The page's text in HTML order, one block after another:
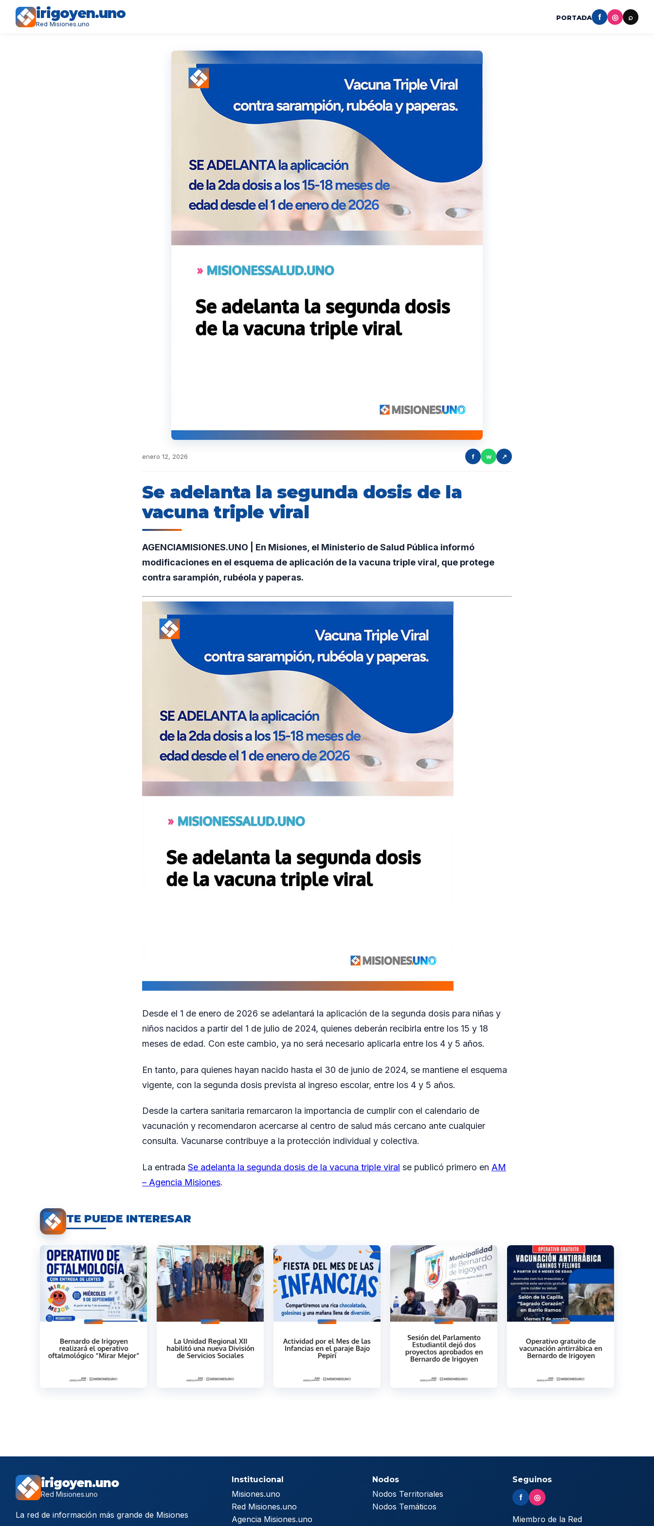
irigoyen.uno
Red Misiones.uno
PORTADA f ◎ ⌕
enero 12, 2026 f w ↗
Se adelanta la segunda dosis de la
vacuna triple viral
AGENCIAMISIONES.UNO | En Misiones, el Ministerio de Salud Pública informó
modificaciones en el esquema de aplicación de la vacuna triple viral, que protege
contra sarampión, rubéola y paperas.
Desde el 1 de enero de 2026 se adelantará la aplicación de la segunda dosis para niñas y
niños nacidos a partir del 1 de julio de 2024, quienes deberán recibirla entre los 15 y 18
meses de edad. Con este cambio, ya no será necesario aplicarla entre los 4 y 5 años.
En tanto, para quienes hayan nacido hasta el 30 de junio de 2024, se mantiene el esquema
vigente, con la segunda dosis prevista al ingreso escolar, entre los 4 y 5 años.
Desde la cartera sanitaria remarcaron la importancia de cumplir con el calendario de
vacunación y recomendaron acercarse al centro de salud más cercano ante cualquier
consulta. Vacunarse contribuye a la protección individual y colectiva.
La entrada Se adelanta la segunda dosis de la vacuna triple viral se publicó primero en AM
– Agencia Misiones.
TE PUEDE INTERESAR
irigoyen.uno
Red Misiones.uno
La red de información más grande de Misiones
Institucional
Misiones.uno
Red Misiones.uno
Agencia Misiones.uno
Nodos
Nodos Territoriales
Nodos Temáticos
Seguinos
f ◎
Miembro de la Red